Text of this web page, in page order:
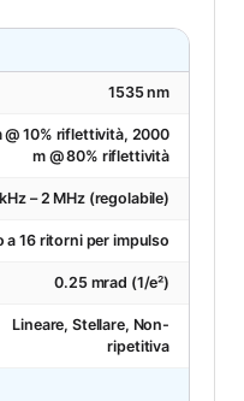
1535 nm
@ 10% riflettività, 2000
m @ 80% riflettività
– 2 MHz (regolabile)
a 16 ritorni per impulso
0.25 mrad (1/e²)
Lineare, Stellare, Non-
ripetitiva